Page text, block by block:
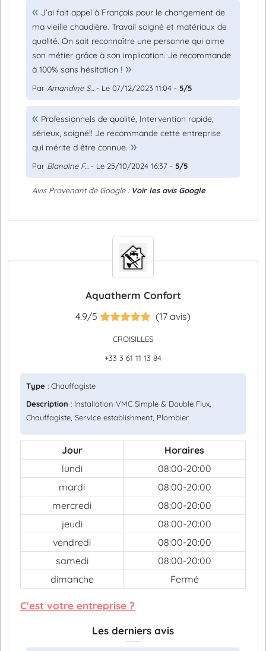
J’ai fait appel à François pour le changement de
ma vieille chaudière. Travail soigné et matériaux de
qualité. On sait reconnaître une personne qui aime
son métier grâce à son implication. Je recommande
à 100% sans hésitation !
Par Amandine S... - Le 07/12/2023 11:04 - 5/5
Professionnels de qualité, Intervention rapide,
sérieux, soigné!! Je recommande cette entreprise
qui mérite d être connue.
Par Blandine F... - Le 25/10/2024 16:37 - 5/5
Avis Provenant de Google : Voir les avis Google
Aquatherm Confort
4.9/5 (17 avis)
CROISILLES
+33 3 61 11 13 84
Type : Chauffagiste
Description : Installation VMC Simple & Double Flux,
Chauffagiste, Service establishment, Plombier
Jour
Horaires
lundi
08:00-20:00
mardi
08:00-20:00
mercredi
08:00-20:00
jeudi
08:00-20:00
vendredi
08:00-20:00
samedi
08:00-20:00
dimanche
Fermé
C'est votre entreprise ?
Les derniers avis